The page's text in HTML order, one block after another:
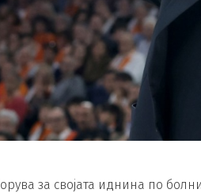
за својата иднина по